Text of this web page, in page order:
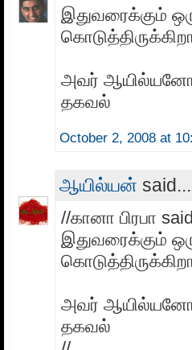
இதுவரைக்கும்
அவர் ஆயில்யனோ
தகவல்
October 2, 2008 at
ஆயில்யன் said...
//கானா பிரபா
இதுவரைக்கும்
அவர் ஆயில்யனோ
தகவல்